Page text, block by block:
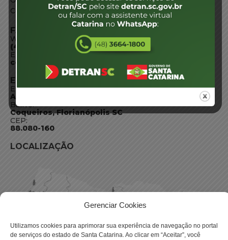
Gerenciar Cookies
Utilizamos cookies para aprimorar sua experiência de navegação no portal
de serviços do estado de Santa Catarina. Ao clicar em “Aceitar”, você
Conheça SC
FALE CONOSCO
WhatsApp:
(48) 3664-1800
E-mail:
centraldeinformacoes@detran.sc.gov.br
ENDEREÇO
Endereço:
Av. Almirante Tamandaré - 480
Bairro:
Coqueiros, Florianópolis SC
CEP:
88.080-160
LOCALIZAÇÃO